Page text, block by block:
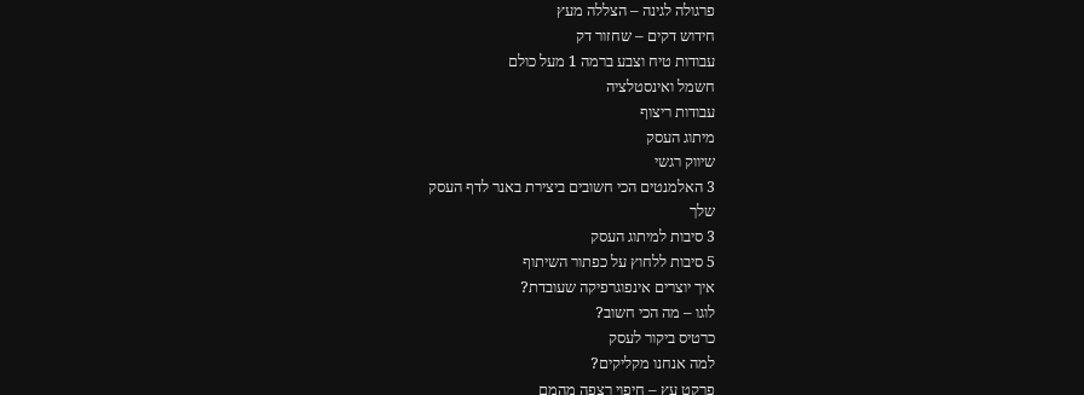
פרגולה לגינה – הצללה מעץ
חידוש דקים – שחזור דק
עבודות טיח וצבע ברמה 1 מעל כולם
חשמל ואינסטלציה
עבודות ריצוף
מיתוג העסק
שיווק רגשי
3 האלמנטים הכי חשובים ביצירת באנר לדף העסק
שלך
3 סיבות למיתוג העסק
5 סיבות ללחוץ על כפתור השיתוף
איך יוצרים אינפוגרפיקה שעובדת?
לוגו – מה הכי חשוב?
כרטיס ביקור לעסק
למה אנחנו מקליקים?
פרקט עץ – חיפוי רצפה מהמם